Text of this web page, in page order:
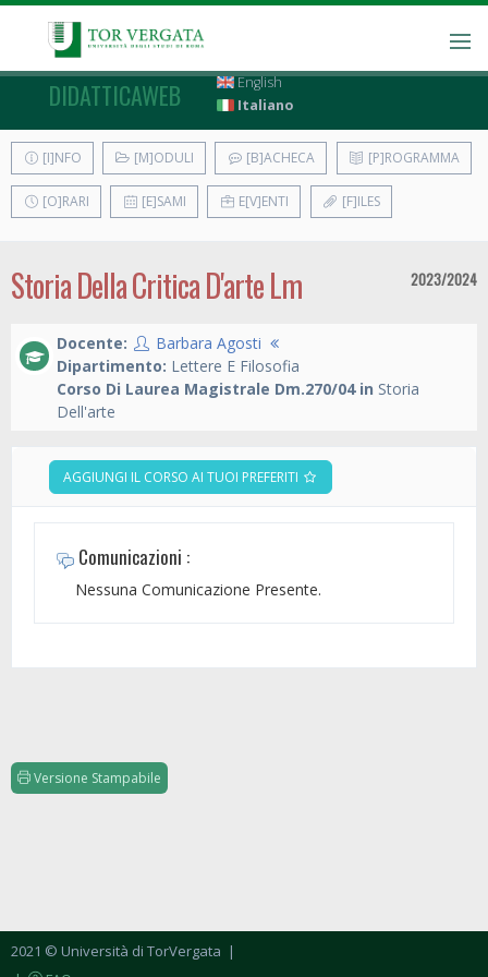
DIDATTICAWEB
English
Italiano
[I]NFO [M]ODULI [B]ACHECA [P]ROGRAMMA
[O]RARI [E]SAMI E[V]ENTI [F]ILES
Storia Della Critica D'arte Lm 2023/2024
Docente:
Barbara Agosti
Dipartimento: Lettere E Filosofia
Corso Di Laurea Magistrale Dm.270/04 in Storia
Dell'arte
AGGIUNGI IL CORSO AI TUOI PREFERITI
Comunicazioni :
Nessuna Comunicazione Presente.
Versione Stampabile
2021 © Università di TorVergata |